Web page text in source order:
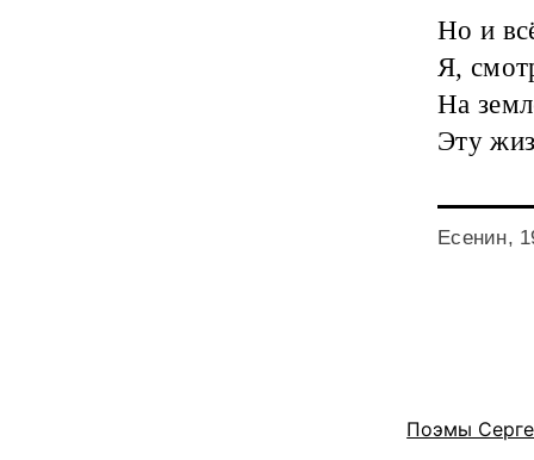
Но и
Я,
На
Эту
Есенин,
Поэмы